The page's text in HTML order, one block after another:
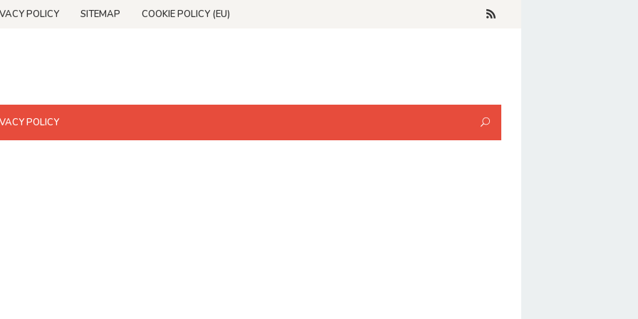
POLICY SITEMAP COOKIE POLICY (EU)
POLICY